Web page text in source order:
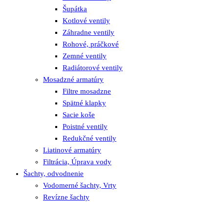
Šupátka
Kotlové ventily
Záhradne ventily
Rohové, práčkové
Zemné ventily
Radiátorové ventily
Mosadzné armatúry
Filtre mosadzne
Spätné klapky
Sacie koše
Poistné ventily
Redukčné ventily
Liatinové armatúry
Filtrácia, Úprava vody
Šachty, odvodnenie
Vodomerné šachty, Vrty
Revízne šachty